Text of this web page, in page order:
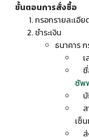
ขั้นตอนการสั่งซื้อ
กรอกรายละเอี
ชำระเงิน
ธนาคาร
เ
ชื่
ซัพ
บั
ส
เซ็
ส่